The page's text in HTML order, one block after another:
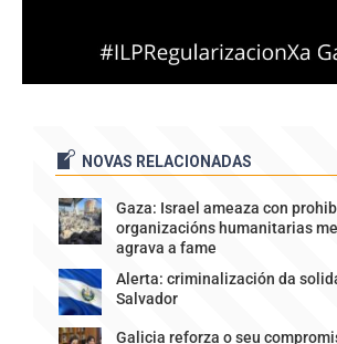
NOVAS RELACIONADAS
Gaza: Israel ameaza con
organizacións humanitarias
agrava a fame
Alerta: criminalización da
Salvador
Galicia reforza o seu